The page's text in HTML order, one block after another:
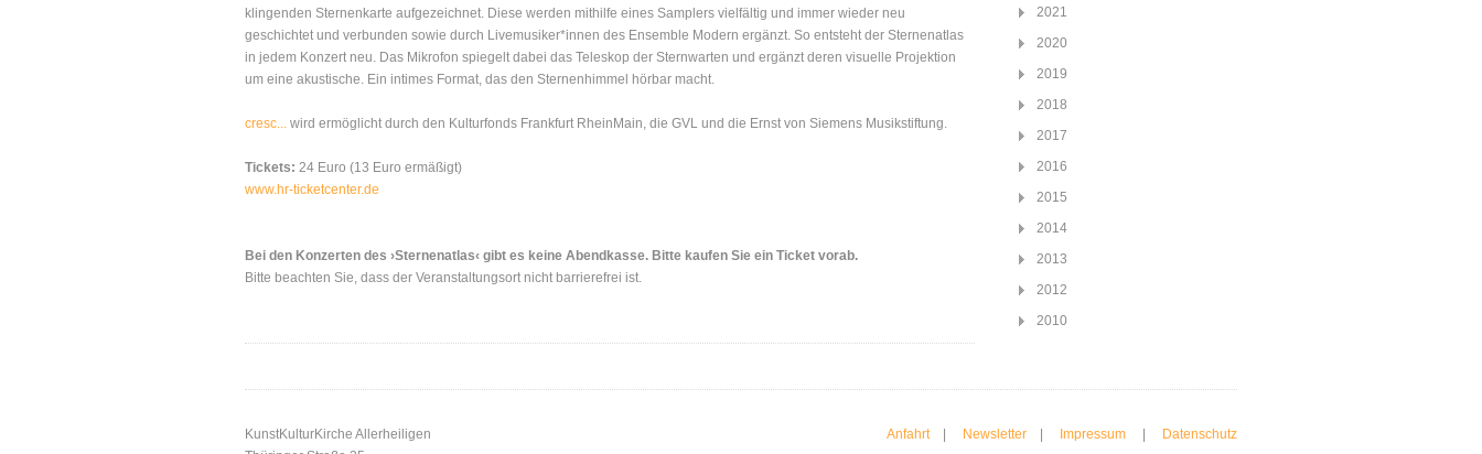
klingenden Sternenkarte aufgezeichnet. Diese werden mithilfe eines Samplers vielfältig und immer wieder neu
geschichtet und verbunden sowie durch Livemusiker*innen des Ensemble Modern ergänzt. So entsteht der Sternenatlas
in jedem Konzert neu. Das Mikrofon spiegelt dabei das Teleskop der Sternwarten und ergänzt deren visuelle Projektion
um eine akustische. Ein intimes Format, das den Sternenhimmel hörbar macht.
cresc... wird ermöglicht durch den Kulturfonds Frankfurt RheinMain, die GVL und die Ernst von Siemens Musikstiftung.
Tickets: 24 Euro (13 Euro ermäßigt)
www.hr-ticketcenter.de
Bei den Konzerten des ›Sternenatlas‹ gibt es keine Abendkasse. Bitte kaufen Sie ein Ticket vorab.
Bitte beachten Sie, dass der Veranstaltungsort nicht barrierefrei ist.
2021
2020
2019
2018
2017
2016
2015
2014
2013
2012
2010
KunstKulturKirche Allerheiligen
Anfahrt| Newsletter| Impressum Datenschutz